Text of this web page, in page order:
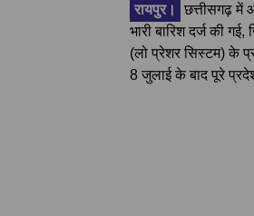
रायपुर।
छत्तीसगढ़ में
भारी बारिश दर्ज की
(लो प्रेशर सिस्टम) के
8 जुलाई के बाद पूरे